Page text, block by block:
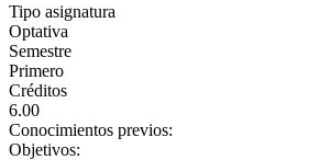
Tipo asignatura
Optativa
Semestre
Primero
Créditos
6.00
Conocimientos previos:
Objetivos: